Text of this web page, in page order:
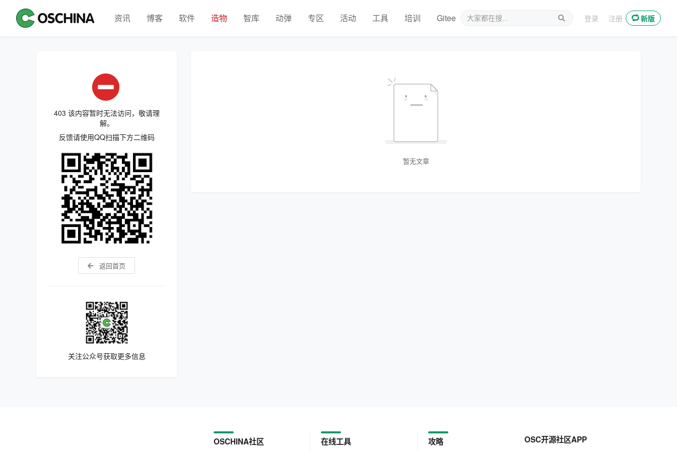
资讯 博客 软件 造物 智库 动弹 专区 活动 工具 培训 Gitee 新媒体 登录 注册 新版
403 该内容暂时无法访问，敬请理
解。
反馈请使用QQ扫描下方二维码
返回首页
关注公众号获取更多信息
暂无文章
OSCHINA社区 在线工具 攻略 OSC开源社区APP